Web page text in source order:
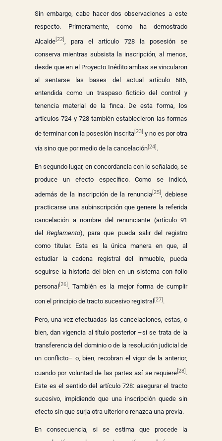
Sin embargo, cabe hacer dos observaciones a este
respecto. Primeramente, como ha demostrado
Alcalde[22]
, para el artículo 728 la posesión se
conserva mientras subsista la inscripción, al menos,
desde que en el Proyecto Inédito ambas se vincularon
al sentarse las bases del actual artículo 686,
entendida como un traspaso ficticio del control y
tenencia material de la finca. De esta forma, los
artículos 724 y 728 también establecieron las formas
de terminar con la posesión inscrita[23] y no es por otra
vía sino que por medio de la cancelación[24] .
En segundo lugar, en concordancia con lo señalado, se
produce un efecto específico. Como se indicó,
además de la inscripción de la renuncia[25]
, debiese
practicarse una subinscripción que genere la referida
cancelación a nombre del renunciante (artículo 91
delReglamento), para que pueda salir del registro
como titular. Esta es la única manera en que, al
estudiar la cadena registral del inmueble, pueda
seguirse la historia del bien en un sistema con folio
personal [26] . También es la mejor forma de cumplir
con el principio de tracto sucesivo registral [27] .
Pero, una vez efectuadas las cancelaciones, estas, o
bien, dan vigencia al título posterior –si se trata de la
transferencia del dominio o de la resolución judicial de
un conflicto– o, bien, recobran el vigor de la anterior,
cuando por voluntad de las partes así se requiere[28] .
Este es el sentido del artículo 728: asegurar el tracto
sucesivo, impidiendo que una inscripción quede sin
efecto sin que surja otra ulterior o renazca una previa.
En consecuencia, si se estima que procede la